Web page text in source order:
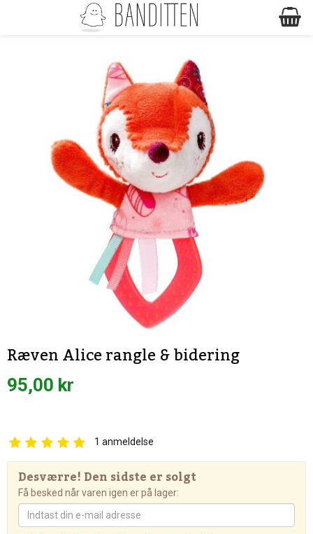
Ræven Alice rangle & bidering
95,00 kr
1 anmeldelse
Desværre! Den sidste er solgt
Få besked når varen igen er på lager: